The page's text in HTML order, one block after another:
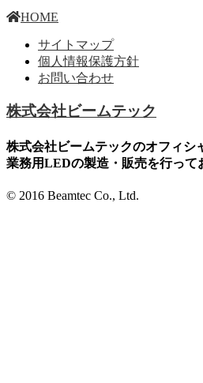
HOME
サイトマップ
個人情報保護方針
お問い合わせ
株式会社ビームテック
株式会社ビームテックのオフィシ
業務用LEDの製造・販売を行って
© 2016 Beamtec Co., Ltd.